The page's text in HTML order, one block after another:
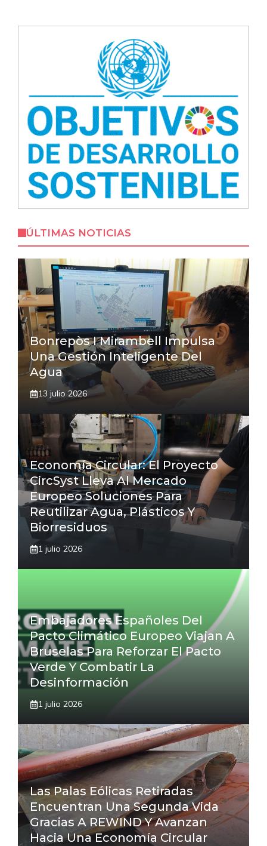
ÚLTIMAS NOTICIAS
Bonrepòs I Mirambell Impulsa
Una Gestión Inteligente Del
Agua
13 julio 2026
Economía Circular: El Proyecto
CircSyst Lleva Al Mercado
Europeo Soluciones Para
Reutilizar Agua, Plásticos Y
Biorresiduos
1 julio 2026
Embajadores Españoles Del
Pacto Climático Europeo Viajan A
Bruselas Para Reforzar El Pacto
Verde Y Combatir La
Desinformación
1 julio 2026
Las Palas Eólicas Retiradas
Encuentran Una Segunda Vida
Gracias A REWIND Y Avanzan
Hacia Una Economía Circular